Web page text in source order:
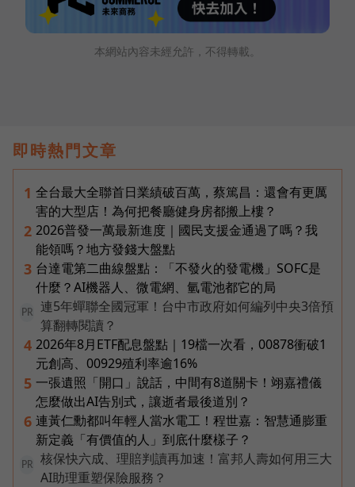
本網站內容未經允許，不得轉載。
即時熱門文章
1 全台最大全聯首日業績破百萬，蔡篤昌：還會有更厲
害的大型店！為何把餐廳健身房都搬上樓？
2 2026普發一萬最新進度｜國民支援金通過了嗎？我
能領嗎？地方發錢大盤點
3 台達電第二曲線盤點：「不發火的發電機」SOFC是
什麼？AI機器人、微電網、氫電池都它的局
PR
連5年蟬聯全國冠軍！台中市政府如何編列中央3倍預
算翻轉閱讀？
4 2026年8月ETF配息盤點｜19檔一次看，00878衝破1
元創高、00929殖利率逾16%
5 一張遺照「開口」說話，中間有8道關卡！翊嘉禮儀
怎麼做出AI告別式，讓逝者最後道別？
6 連黃仁勳都叫年輕人當水電工！程世嘉：智慧通膨重
新定義「有價值的人」到底什麼樣子？
PR
核保快六成、理賠判讀再加速！富邦人壽如何用三大
AI助理重塑保險服務？